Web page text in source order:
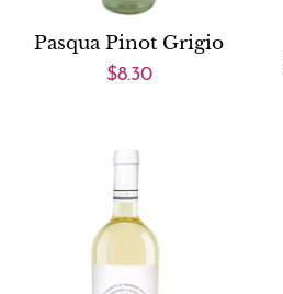
Pasqua Pinot Grigio
$8.30